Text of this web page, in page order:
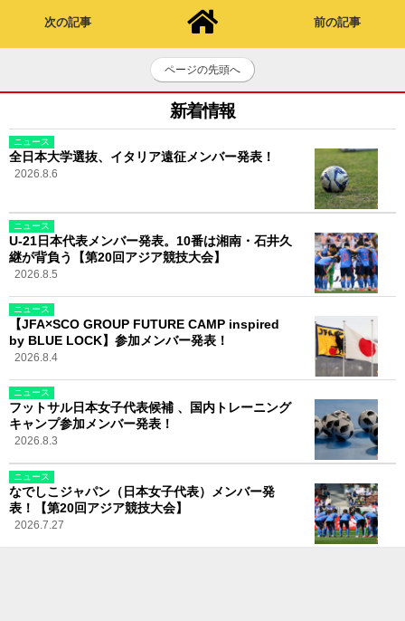
次の記事 前の記事
ページの先頭へ
新着情報
ニュース
全日本大学選抜、イタリア遠征メンバー発表！
2026.8.6
ニュース
U-21日本代表メンバー発表。10番は湘南・石井久
継が背負う【第20回アジア競技大会】
2026.8.5
ニュース
【JFA×SCO GROUP FUTURE CAMP inspired
by BLUE LOCK】参加メンバー発表！
2026.8.4
ニュース
フットサル日本女子代表候補 、国内トレーニング
キャンプ参加メンバー発表！
2026.8.3
ニュース
なでしこジャパン（日本女子代表）メンバー発
表！【第20回アジア競技大会】
2026.7.27